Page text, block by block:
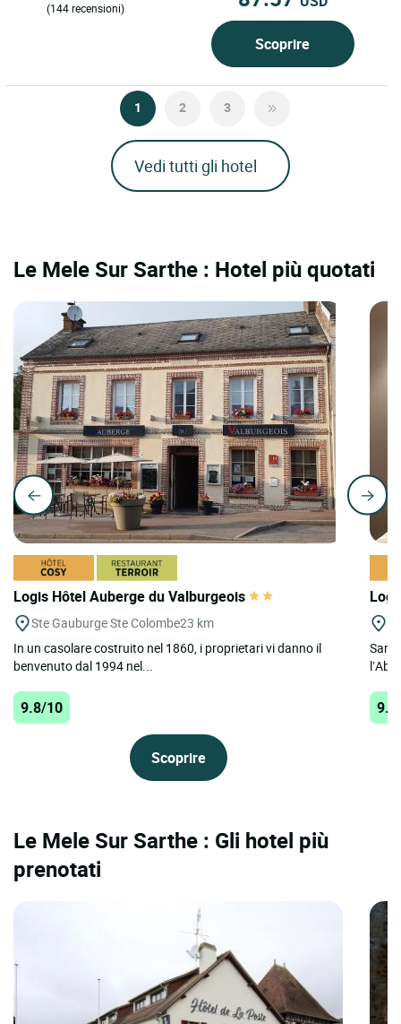
(144 recensioni)
Scoprire
1 2 3
Vedi tutti gli hotel
Le Mele Sur Sarthe : Hotel più quotati
Logis Hôtel Auberge du Valburgeois
Ste Gauburge Ste Colombe23 km
In un casolare costruito nel 1860, i proprietari vi danno il
benvenuto dal 1994 nel...
9.8/10
Scoprire
Le Mele Sur Sarthe : Gli hotel più
prenotati